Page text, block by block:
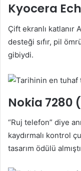
Kyocera
Çift ekranlı katlanır
desteği sıfır, pil
gibiydi.
Nokia 7280
“Ruj telefon” diye
kaydırmalı kontrol
tasarım ödülü